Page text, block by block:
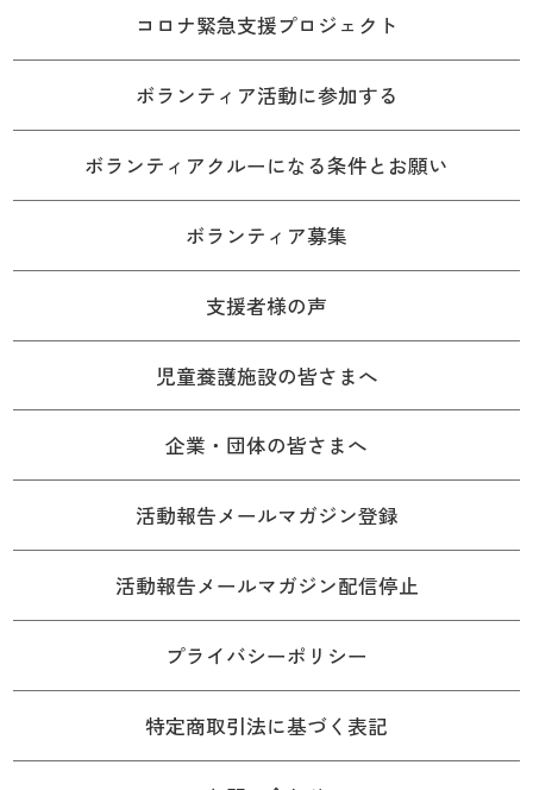
コロナ緊急支援プロジェクト
ボランティア活動に参加する
ボランティアクルーになる条件とお願い
ボランティア募集
支援者様の声
児童養護施設の皆さまへ
企業・団体の皆さまへ
活動報告メールマガジン登録
活動報告メールマガジン配信停止
プライバシーポリシー
特定商取引法に基づく表記